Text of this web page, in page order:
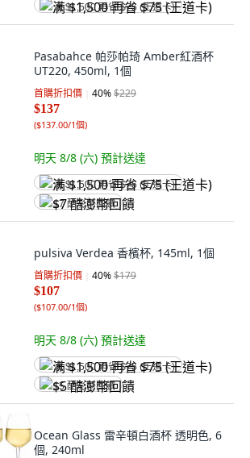
满 $1,500 再省 $75 (王道卡)
Pasabahce 帕莎帕琦 Amber紅酒杯
UT220, 450ml, 1個
首購折扣價 40%$229
$137
($137.00/1個)
明天 8/8 (六) 預計送達
满 $1,500 再省 $75 (王道卡)
$7 酷澎幣回饋
pulsiva Verdea 香檳杯, 145ml, 1個
首購折扣價 40%$179
$107
($107.00/1個)
明天 8/8 (六) 預計送達
满 $1,500 再省 $75 (王道卡)
$5 酷澎幣回饋
Ocean Glass 雷辛頓白酒杯 透明色, 6
個, 240ml